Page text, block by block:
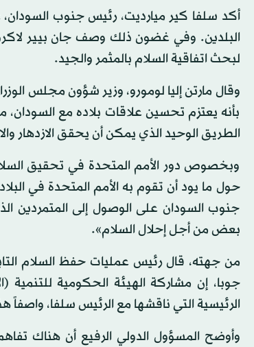
أكد سلفا كير ميارديت، رئيس جنوب
البلدين. وفي غضون ذلك وصف جان بيير
لبحث اتفاقية السلام بالمثمر والجيد.
وقال مارتن إليا لومورو، وزير شؤون مجلس
بأنه يعتزم تحسين علاقات بلاده مع
الطريق الوحيد الذي يمكن أن يحقق الازدهار
وبخصوص دور الأمم المتحدة في تحقيق
حول ما يود أن تقوم به الأمم المتحدة في
جنوب السودان على الوصول إلى المتمردين
بعض من أجل إحلال السلام».
من جهته، قال رئيس عمليات حفظ السلام
جوبا، إن مشاركة الهيئة الحكومية
الرئيسية التي ناقشها مع الرئيس سلفا، واصفاً
وأوضح المسؤول الدولي الرفيع أن هناك